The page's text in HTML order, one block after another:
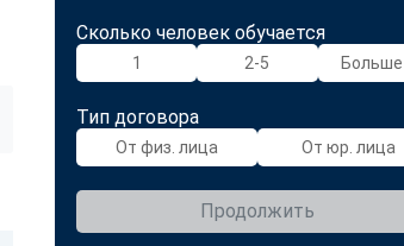
Сколько человек обучается
1 2-5 Больше
Тип договора
От физ. лица От юр. лица
Продолжить